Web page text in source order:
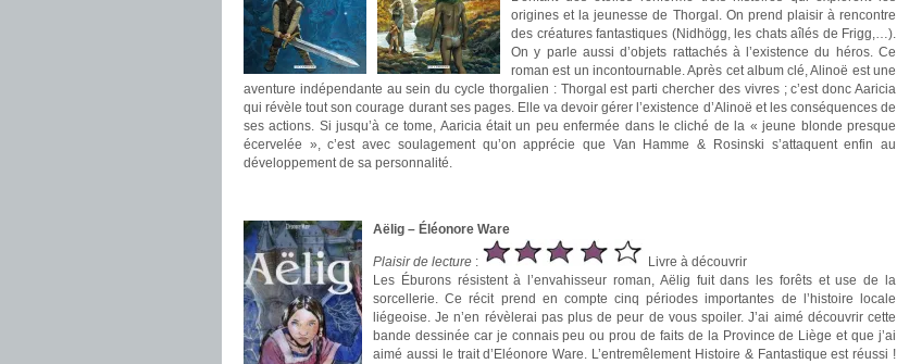
origines et la jeunesse de Thorgal. On prend plaisir à rencontre
des créatures fantastiques (Nidhögg, les chats aîlés de Frigg,…).
On y parle aussi d’objets rattachés à l’existence du héros. Ce
roman est un incontournable. Après cet album clé, Alinoë est une
aventure indépendante au sein du cycle thorgalien : Thorgal est parti chercher des vivres ; c’est donc Aaricia
qui révèle tout son courage durant ses pages. Elle va devoir gérer l’existence d’Alinoë et les conséquences de
ses actions. Si jusqu’à ce tome, Aaricia était un peu enfermée dans le cliché de la « jeune blonde presque
écervelée », c’est avec soulagement qu’on apprécie que Van Hamme & Rosinski s’attaquent enfin au
développement de sa personnalité.
Aëlig – Éléonore Ware
Plaisir de lecture :
Livre à découvrir
Les Éburons résistent à l’envahisseur roman, Aëlig fuit dans les forêts et use de la
sorcellerie. Ce récit prend en compte cinq périodes importantes de l’histoire locale
liégeoise. Je n’en révèlerai pas plus de peur de vous spoiler. J’ai aimé découvrir cette
bande dessinée car je connais peu ou prou de faits de la Province de Liège et que j’ai
aimé aussi le trait d’Eléonore Ware. L’entremêlement Histoire & Fantastique est réussi !